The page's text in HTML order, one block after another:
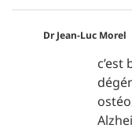
Dr Jean-Luc Morel
c’est